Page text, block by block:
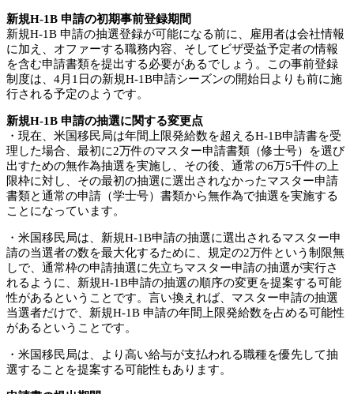
新規H-1B 申請の初期事前登録期間
新規H-1B 申請の抽選登録が可能になる前に、雇用者は会社情報
に加え、オファーする職務内容、そしてビザ受益予定者の情報
を含む申請書類を提出する必要があるでしょう。この事前登録
制度は、4月1日の新規H-1B申請シーズンの開始日よりも前に施
行される予定のようです。
新規H-1B 申請の抽選に関する変更点
・現在、米国移民局は年間上限発給数を超えるH-1B申請書を受
理した場合、最初に2万件のマスター申請書類（修士号）を選び
出すための無作為抽選を実施し、その後、通常の6万5千件の上
限枠に対し、その最初の抽選に選出されなかったマスター申請
書類と通常の申請（学士号）書類から無作為で抽選を実施する
ことになっています。
・米国移民局は、新規H-1B申請の抽選に選出されるマスター申
請の当選者の数を最大化するために、規定の2万件という制限無
しで、通常枠の申請抽選に先立ちマスター申請の抽選が実行さ
れるように、新規H-1B申請の抽選の順序の変更を提案する可能
性があるということです。言い換えれば、マスター申請の抽選
当選者だけで、新規H-1B 申請の年間上限発給数を占める可能性
があるということです。
・米国移民局は、より高い給与が支払われる職種を優先して抽
選することを提案する可能性もあります。